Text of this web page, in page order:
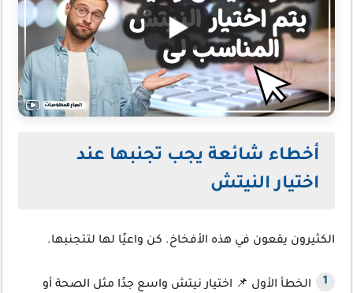
أخطاء شائعة يجب تجنبها عند
اختيار النيتش
الكثيرون يقعون في هذه الأفخاخ. كن واعيًا لها لتتجنبها.
الخطأ الأول 📌 اختيار نيتش واسع جدًا مثل الصحة أو